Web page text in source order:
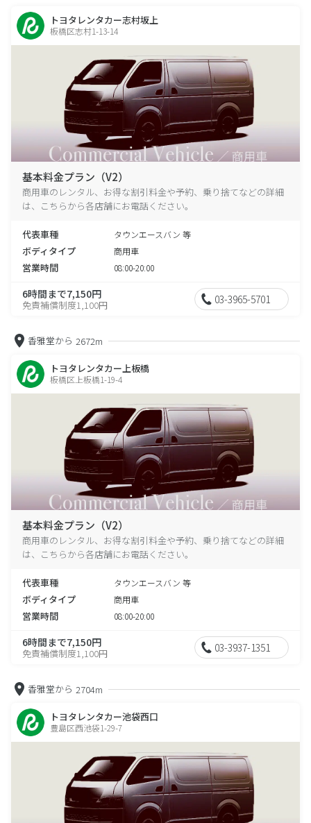
トヨタレンタカー志村坂上
板橋区志村1-13-14
基本料金プラン（V2）
商用車のレンタル、お得な割引料金や予約、乗り捨てなどの詳細
は、こちらから各店舗にお電話ください。
代表車種 タウンエースバン 等
ボディタイプ 商用車
営業時間 08:00-20:00
6時間まで7,150円
免責補償制度1,100円 03-3965-5701
香雅堂から 2672m
トヨタレンタカー上板橋
板橋区上板橋1-19-4
基本料金プラン（V2）
商用車のレンタル、お得な割引料金や予約、乗り捨てなどの詳細
は、こちらから各店舗にお電話ください。
代表車種 タウンエースバン 等
ボディタイプ 商用車
営業時間 08:00-20:00
6時間まで7,150円
免責補償制度1,100円 03-3937-1351
香雅堂から 2704m
トヨタレンタカー池袋西口
豊島区西池袋1-29-7